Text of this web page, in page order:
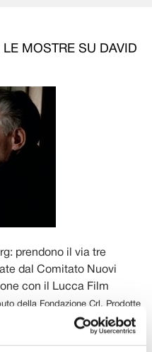
LE MOSTRE SU DAVID
prendono il via tre
dal Comitato Nuovi
con il Lucca Film
della Fondazione Crl. Prodotte
da Volumina di Torino e allestite